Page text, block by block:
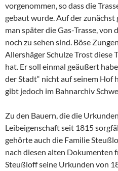
vorgenommen, so dass die
gebaut wurde. Auf der
man später die Gas-Trasse,
noch zu sehen sind. Böse
Allershäger Schulze Trost
hat. Er soll einmal geäußert
der Stadt“ nicht auf seinem Hof
gibt jedoch im Bahnarchiv
Zu den Bauern, die die
Leibeigenschaft seit 1815
gehörte auch die Familie
nach diesen alten Dokumenten
Steußloff seine Urkunden von